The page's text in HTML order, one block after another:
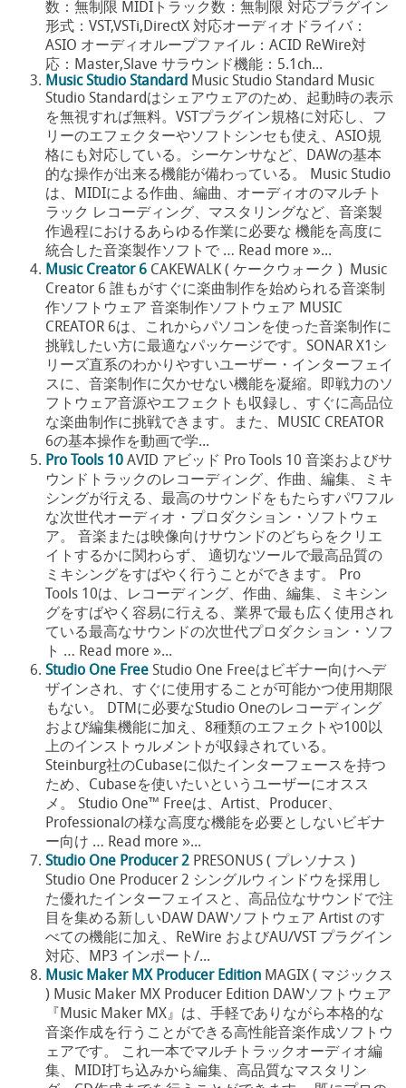
数：無制限 MIDIトラック数：無制限 対応プラグイン
形式：VST,VSTi,DirectX 対応オーディオドライバ：
ASIO オーディオループファイル：ACID ReWire対
応：Master,Slave サラウンド機能：5.1ch...
Music Studio Standard Music Studio Standard Music
Studio Standardはシェアウェアのため、起動時の表示
を無視すれば無料。VSTプラグイン規格に対応し、フ
リーのエフェクターやソフトシンセも使え、ASIO規
格にも対応している。シーケンサなど、DAWの基本
的な操作が出来る機能が備わっている。 Music Studio
は、MIDIによる作曲、編曲、オーディオのマルチト
ラック レコーディング、マスタリングなど、音楽製
作過程におけるあらゆる作業に必要な 機能を高度に
統合した音楽製作ソフトで … Read more »...
Music Creator 6 CAKEWALK ( ケークウォーク ) Music
Creator 6 誰もがすぐに楽曲制作を始められる音楽制
作ソフトウェア 音楽制作ソフトウェア MUSIC
CREATOR 6は、これからパソコンを使った音楽制作に
挑戦したい方に最適なパッケージです。SONAR X1シ
リーズ直系のわかりやすいユーザー・インターフェイ
スに、音楽制作に欠かせない機能を凝縮。即戦力のソ
フトウェア音源やエフェクトも収録し、すぐに高品位
な楽曲制作に挑戦できます。また、MUSIC CREATOR
6の基本操作を動画で学...
Pro Tools 10 AVID アビッド Pro Tools 10 音楽およびサ
ウンドトラックのレコーディング、作曲、編集、ミキ
シングが行える、最高のサウンドをもたらすパワフル
な次世代オーディオ・プロダクション・ソフトウェ
ア。 音楽または映像向けサウンドのどちらをクリエ
イトするかに関わらず、 適切なツールで最高品質の
ミキシングをすばやく行うことができます。 Pro
Tools 10は、レコーディング、作曲、編集、ミキシン
グをすばやく容易に行える、業界で最も広く使用され
ている最高なサウンドの次世代プロダクション・ソフ
ト … Read more »...
Studio One Free Studio One Freeはビギナー向けへデ
ザインされ、すぐに使用することが可能かつ使用期限
もない。 DTMに必要なStudio Oneのレコーディング
および編集機能に加え、8種類のエフェクトや100以
上のインストゥルメントが収録されている。
Steinburg社のCubaseに似たインターフェースを持つ
ため、Cubaseを使いたいというユーザーにオスス
メ。 Studio One™ Freeは、Artist、Producer、
Professionalの様な高度な機能を必要としないビギナ
ー向け … Read more »...
Studio One Producer 2 PRESONUS ( プレソナス )
Studio One Producer 2 シングルウィンドウを採用し
た優れたインターフェイスと、高品位なサウンドで注
目を集める新しいDAW DAWソフトウェア Artist のす
べての機能に加え、ReWire およびAU/VST プラグイン
対応、MP3 インポート/...
Music Maker MX Producer Edition MAGIX ( マジックス
) Music Maker MX Producer Edition DAWソフトウェア
『Music Maker MX』は、手軽でありながら本格的な
音楽作成を行うことができる高性能音楽作成ソフトウ
ェアです。 これ一本でマルチトラックオーディオ編
集、MIDI打ち込みから編集、高品質なマスタリン